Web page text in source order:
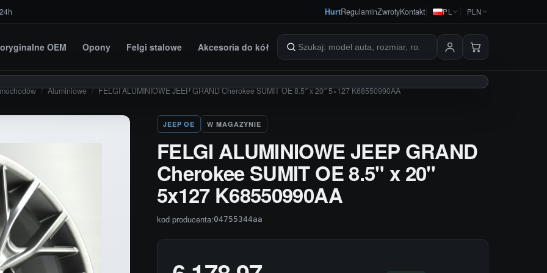
HurtRegulaminZwrotyKontakt PL PLN
OEM Opony Felgi stalowe Akcesoria do kół Szukaj produktów
/ Aluminiowe / FELGI ALUMINIOWE JEEP GRAND Cherokee SUMIT OE 8.5″ x 20″ 5×127 K68550990AA
JEEP OE W MAGAZYNIE
FELGI ALUMINIOWE JEEP GRAND
Cherokee SUMIT OE 8.5" x 20"
5x127 K68550990AA
kod producenta:04755344aa